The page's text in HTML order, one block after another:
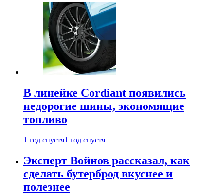
В линейке Cordiant появились
недорогие шины, экономящие
топливо
1 год спустя1 год спустя
Эксперт Войнов рассказал, как
сделать бутерброд вкуснее и
полезнее